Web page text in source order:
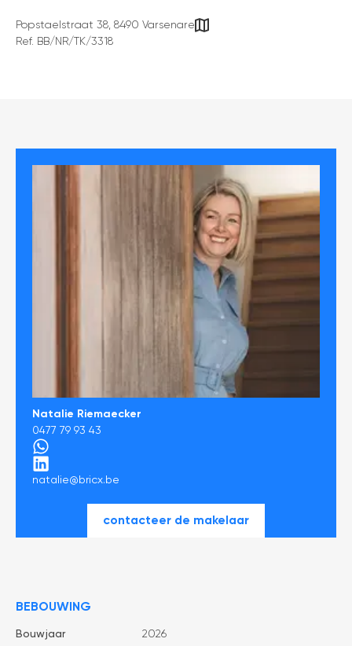
Popstaelstraat 38, 8490 Varsenare
Ref. BB/NR/TK/3318
Natalie Riemaecker
0477 79 93 43
natalie@bricx.be
contacteer de makelaar
BEBOUWING
Bouwjaar 2026